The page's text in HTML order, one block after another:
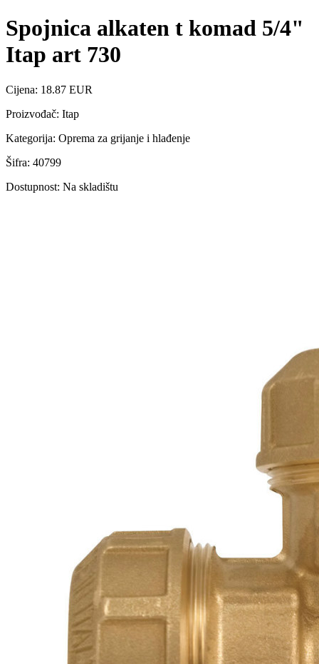
Spojnica alkaten t komad 5/4"
Itap art 730
Cijena: 18.87 EUR
Proizvođač: Itap
Kategorija: Oprema za grijanje i hlađenje
Šifra: 40799
Dostupnost: Na skladištu